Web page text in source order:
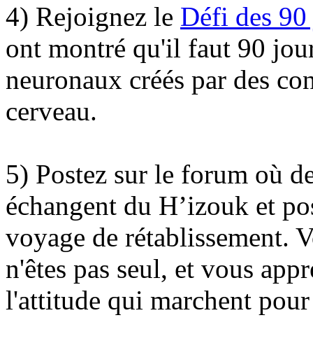
4) Rejoignez le Défi des
ont montré qu'il faut 90
neuronaux créés par des
cerveau.
5) Postez sur le forum où
échangent du H’izouk et
voyage de rétablissement.
n'êtes pas seul, et vous
l'attitude qui marchent